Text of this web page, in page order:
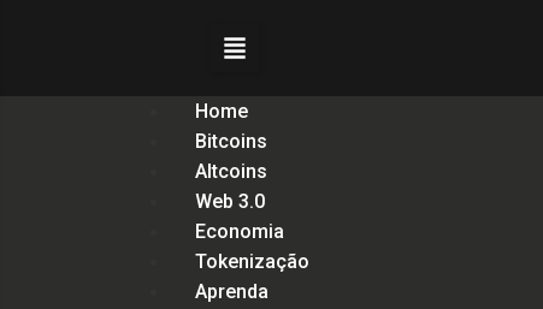
Home
Bitcoins
Altcoins
Web 3.0
Economia
Tokenização
Aprenda